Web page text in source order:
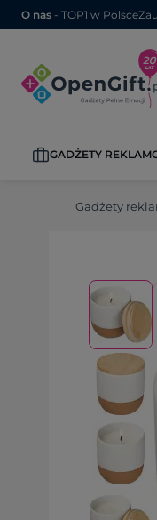
O nas - TOP1 w Polsce
GADŻETY
Gadżety